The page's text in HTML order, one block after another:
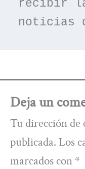
recibir
noticias
Deja un
Tu dirección de
publicada. Los
marcados con *